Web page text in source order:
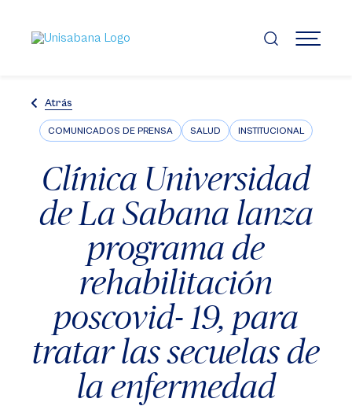
contenido
principal
MENÚ
Atrás
COMUNICADOS DE PRENSA SALUD INSTITUCIONAL
Clínica Universidad
de La Sabana lanza
programa de
rehabilitación
poscovid- 19, para
tratar las secuelas de
la enfermedad